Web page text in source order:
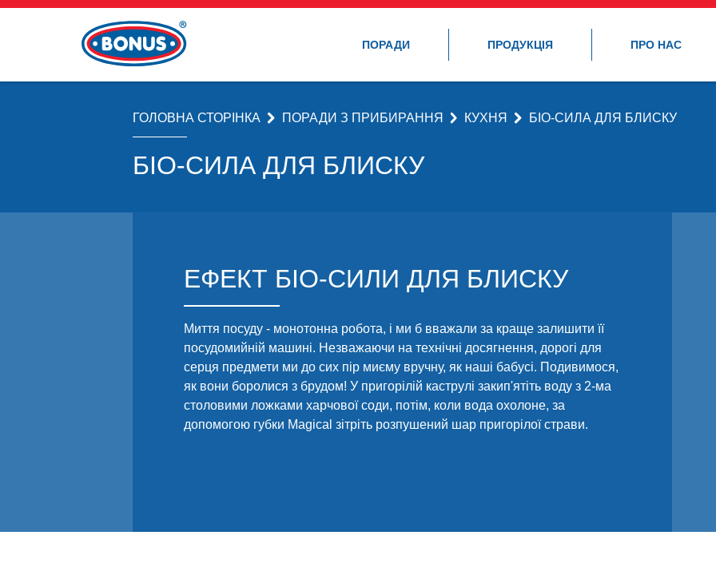
ПОРАДИ ПРОДУКЦІЯ ПРО НАС
ГОЛОВНА СТОРІНКА ПОРАДИ З ПРИБИРАННЯ КУХНЯ БІО-СИЛА ДЛЯ БЛИСКУ
БІО-СИЛА ДЛЯ БЛИСКУ
ЕФЕКТ БІО-СИЛИ ДЛЯ БЛИСКУ
Миття посуду - монотонна робота, і ми б вважали за краще залишити її
посудомийній машині. Незважаючи на технічні досягнення, дорогі для
серця предмети ми до сих пір миєму вручну, як наші бабусі. Подивимося,
як вони боролися з брудом! У пригорілій каструлі закип'ятіть воду з 2-ма
столовими ложками харчової соди, потім, коли вода охолоне, за
допомогою губки Magical зітріть розпушений шар пригорілої страви.